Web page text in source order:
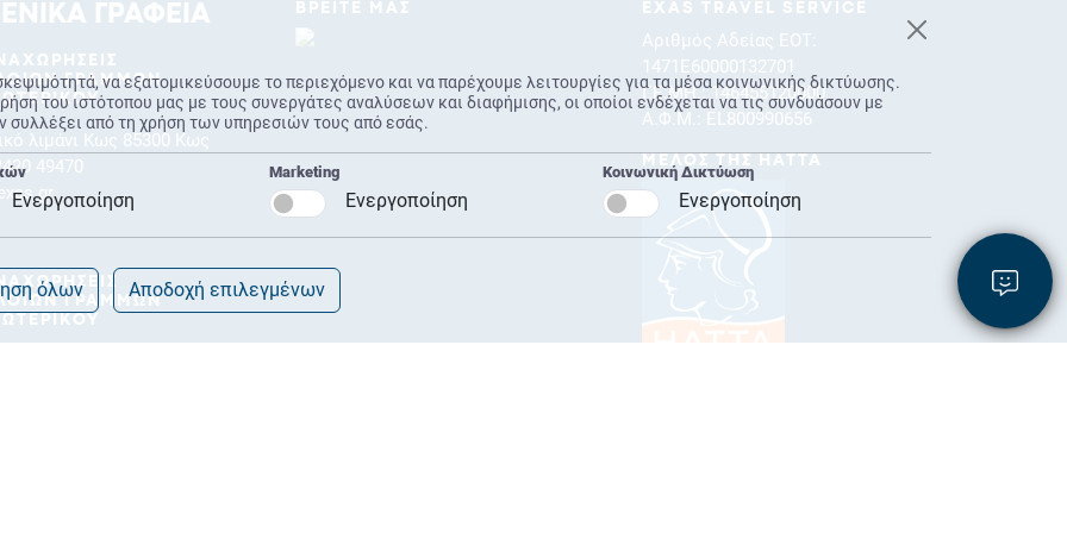
ΓΡΑΦΕΙΑ
ΓΡΑΜΜΩΝ
λιμάνι Κως 85300 Κως
49470
ΓΡΑΜΜΩΝ
ΒΡΕΙΤΕ ΜΑΣ EXAS TRAVEL SERVICE
Αριθμός Αδείας ΕΟΤ:
1471E60000132701
Γ.Ε.ΜΗ.: 146455120000
Α.Φ.Μ.: EL800990656
ΜΕΛΟΣ ΤΗΣ HATTA
να εξατομικεύσουμε το περιεχόμενο και να παρέχουμε λειτουργίες για τα μέσα κοινωνικής δικτύωσης.
του ιστότοπου μας με τους συνεργάτες αναλύσεων και διαφήμισης, οι οποίοι ενδέχεται να τις συνδυάσουν με
από τη χρήση των υπηρεσιών τους από εσάς.
Ενεργοποίηση
Marketing
Ενεργοποίηση
Κοινωνική Δικτύωση
Ενεργοποίηση
όλων Αποδοχή επιλεγμένων